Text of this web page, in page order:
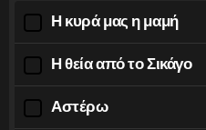
Η κυρά μας η μαμή
Η θεία από το Σικάγο
Αστέρω